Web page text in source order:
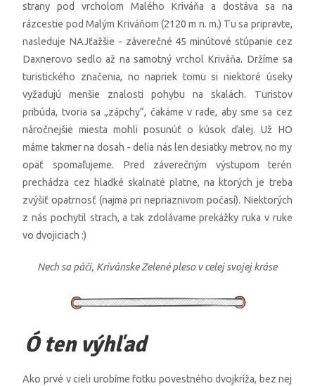
strany pod vrcholom Malého Kriváňa a dostáva sa na
rázcestie pod Malým Kriváňom (2120 m n. m.) Tu sa pripravte,
nasleduje NAJťažšie - záverečné 45 minútové stúpanie cez
Daxnerovo sedlo až na samotný vrchol Kriváňa. Držíme sa
turistického značenia, no napriek tomu si niektoré úseky
vyžadujú menšie znalosti pohybu na skalách. Turistov
pribúda, tvoria sa „zápchy“, čakáme v rade, aby sme sa cez
náročnejšie miesta mohli posunúť o kúsok ďalej. Už HO
máme takmer na dosah - delia nás len desiatky metrov, no my
opäť spomaľujeme. Pred záverečným výstupom terén
prechádza cez hladké skalnaté platne, na ktorých je treba
zvýšiť opatrnosť (najmä pri nepriaznivom počasí). Niektorých
z nás pochytil strach, a tak zdolávame prekážky ruka v ruke
vo dvojiciach :)
Nech sa páči, Krivánske Zelené pleso v celej svojej kráse
Ó ten výhľad
Ako prvé v cieli urobíme fotku povestného dvojkríža, bez nej